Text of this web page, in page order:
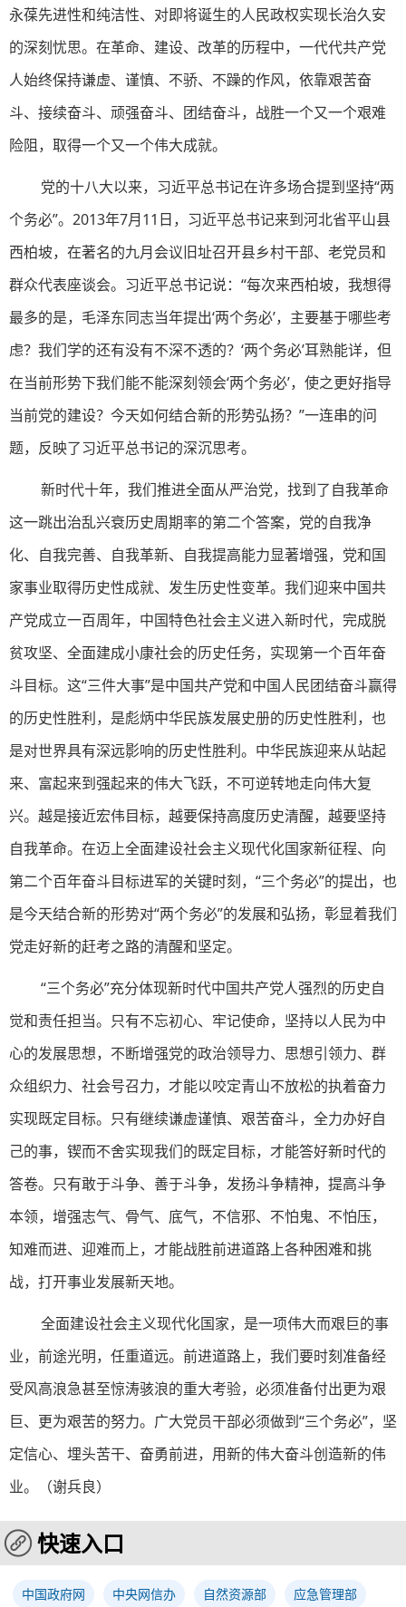
永葆先进性和纯洁性、对即将诞生的人民政权实现长治久安
的深刻忧思。在革命、建设、改革的历程中，一代代共产党
人始终保持谦虚、谨慎、不骄、不躁的作风，依靠艰苦奋
斗、接续奋斗、顽强奋斗、团结奋斗，战胜一个又一个艰难
险阻，取得一个又一个伟大成就。
党的十八大以来，习近平总书记在许多场合提到坚持“两
个务必”。2013年7月11日，习近平总书记来到河北省平山县
西柏坡，在著名的九月会议旧址召开县乡村干部、老党员和
群众代表座谈会。习近平总书记说：“每次来西柏坡，我想得
最多的是，毛泽东同志当年提出‘两个务必’，主要基于哪些考
虑？我们学的还有没有不深不透的？‘两个务必’耳熟能详，但
在当前形势下我们能不能深刻领会‘两个务必’，使之更好指导
当前党的建设？今天如何结合新的形势弘扬？”一连串的问
题，反映了习近平总书记的深沉思考。
新时代十年，我们推进全面从严治党，找到了自我革命
这一跳出治乱兴衰历史周期率的第二个答案，党的自我净
化、自我完善、自我革新、自我提高能力显著增强，党和国
家事业取得历史性成就、发生历史性变革。我们迎来中国共
产党成立一百周年，中国特色社会主义进入新时代，完成脱
贫攻坚、全面建成小康社会的历史任务，实现第一个百年奋
斗目标。这“三件大事”是中国共产党和中国人民团结奋斗赢得
的历史性胜利，是彪炳中华民族发展史册的历史性胜利，也
是对世界具有深远影响的历史性胜利。中华民族迎来从站起
来、富起来到强起来的伟大飞跃，不可逆转地走向伟大复
兴。越是接近宏伟目标，越要保持高度历史清醒，越要坚持
自我革命。在迈上全面建设社会主义现代化国家新征程、向
第二个百年奋斗目标进军的关键时刻，“三个务必”的提出，也
是今天结合新的形势对“两个务必”的发展和弘扬，彰显着我们
党走好新的赶考之路的清醒和坚定。
“三个务必”充分体现新时代中国共产党人强烈的历史自
觉和责任担当。只有不忘初心、牢记使命，坚持以人民为中
心的发展思想，不断增强党的政治领导力、思想引领力、群
众组织力、社会号召力，才能以咬定青山不放松的执着奋力
实现既定目标。只有继续谦虚谨慎、艰苦奋斗，全力办好自
己的事，锲而不舍实现我们的既定目标，才能答好新时代的
答卷。只有敢于斗争、善于斗争，发扬斗争精神，提高斗争
本领，增强志气、骨气、底气，不信邪、不怕鬼、不怕压，
知难而进、迎难而上，才能战胜前进道路上各种困难和挑
战，打开事业发展新天地。
全面建设社会主义现代化国家，是一项伟大而艰巨的事
业，前途光明，任重道远。前进道路上，我们要时刻准备经
受风高浪急甚至惊涛骇浪的重大考验，必须准备付出更为艰
巨、更为艰苦的努力。广大党员干部必须做到“三个务必”，坚
定信心、埋头苦干、奋勇前进，用新的伟大奋斗创造新的伟
业。（谢兵良）
快速入口
中国政府网 中央网信办 自然资源部 应急管理部